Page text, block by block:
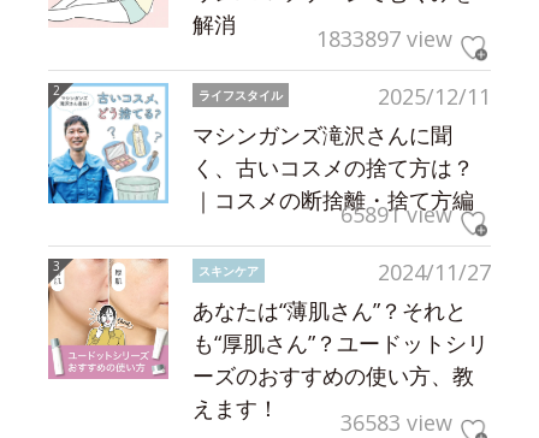
解消
1833897 view
2025/12/11
ライフスタイル
マシンガンズ滝沢さんに聞
く、古いコスメの捨て方は？
｜コスメの断捨離・捨て方編
65891 view
2024/11/27
スキンケア
あなたは“薄肌さん”？それと
も“厚肌さん”？ユードットシリ
ーズのおすすめの使い方、教
えます！
36583 view